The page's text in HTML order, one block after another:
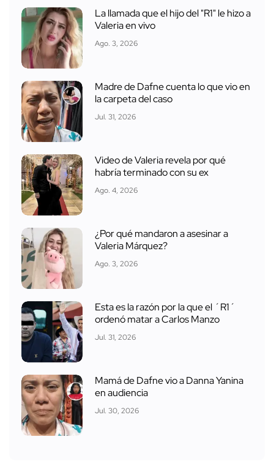
La llamada que el hijo del "R1" le hizo a
Valeria en vivo
Ago. 3, 2026
Madre de Dafne cuenta lo que vio en
la carpeta del caso
Jul. 31, 2026
Video de Valeria revela por qué
habría terminado con su ex
Ago. 4, 2026
¿Por qué mandaron a asesinar a
Valeria Márquez?
Ago. 3, 2026
Esta es la razón por la que el ´R1´
ordenó matar a Carlos Manzo
Jul. 31, 2026
Mamá de Dafne vio a Danna Yanina
en audiencia
Jul. 30, 2026